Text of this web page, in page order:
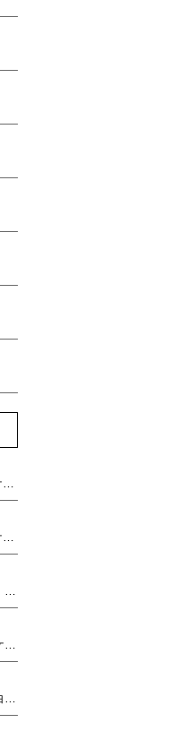
お客様の声 | ウエディングブーケ専門店INFINITY
お客様の声 | ウエディングブーケ専門店INFINITY
【名古屋市東区・高岳結婚式場】白い八重トルコキキョウとブルースターのラウンドブーケ｜兼用ブーケ | ブーケ名古屋 | ウエディングブーケ専門店INFINITY
カサブランカと青バラのキャスケードブーケ｜アーティフィシャルフラワーの上品な大輪の白百合ブーケ | ウエディングブーケ専門店INFINITY
名古屋市東区・高岳結婚式場｜白バラのクラッチブーケ｜人気の韓国風ブーケ | ブーケ名古屋 | ウエディングブーケ専門店INFINITY